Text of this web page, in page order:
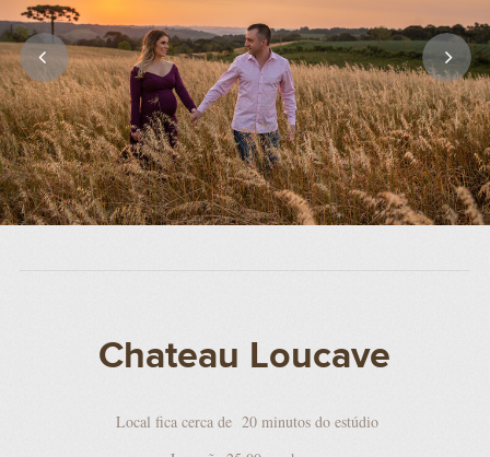
Chateau Loucave
Local fica cerca de 20 minutos do estúdio